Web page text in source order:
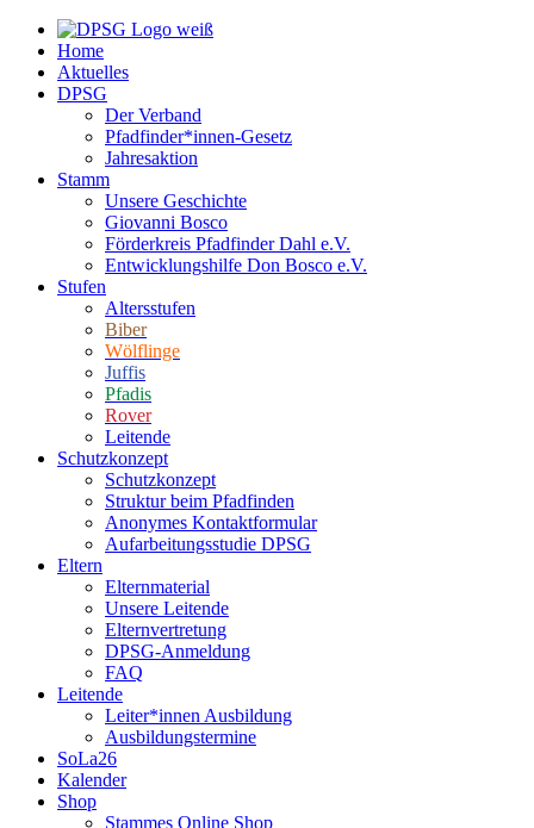
Home
Aktuelles
DPSG
Der Verband
Pfadfinder*innen-Gesetz
Jahresaktion
Stamm
Unsere Geschichte
Giovanni Bosco
Förderkreis Pfadfinder Dahl e.V.
Entwicklungshilfe Don Bosco e.V.
Stufen
Altersstufen
Biber
Wölflinge
Juffis
Pfadis
Rover
Leitende
Schutzkonzept
Schutzkonzept
Struktur beim Pfadfinden
Anonymes Kontaktformular
Aufarbeitungsstudie DPSG
Eltern
Elternmaterial
Unsere Leitende
Elternvertretung
DPSG-Anmeldung
FAQ
Leitende
Leiter*innen Ausbildung
Ausbildungstermine
SoLa26
Kalender
Shop
Stammes Online Shop